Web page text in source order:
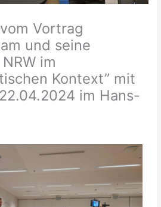
Vortrag
und seine
im
Kontext” mit
im Hans-